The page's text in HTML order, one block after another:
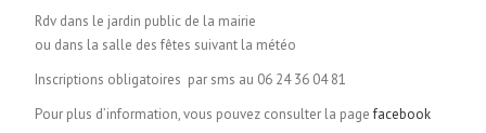
Rdv dans le jardin public de la mairie
ou dans la salle des fêtes suivant la météo
Inscriptions obligatoires par sms au 06 24 36 04 81
Pour plus d’information, vous pouvez consulter la pagefacebook